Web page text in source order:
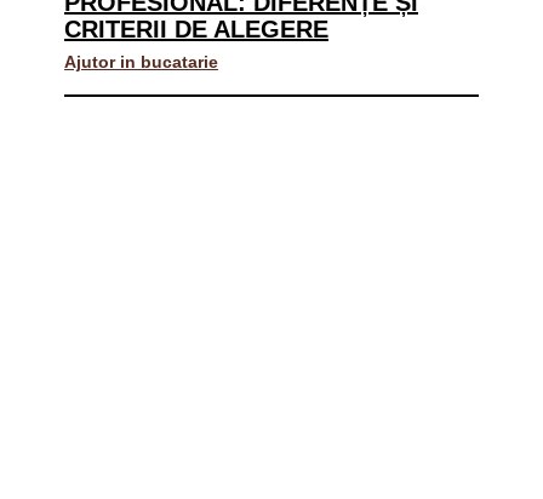
CRITERII DE ALEGERE
Ajutor in bucatarie